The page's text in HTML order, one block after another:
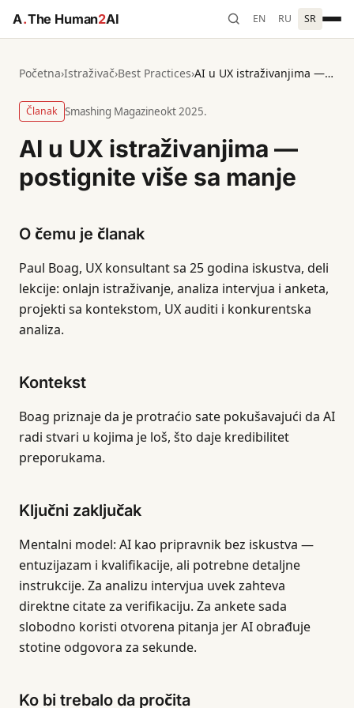
A.The Human2AI EN RU SR
Početna›Istraživač›Best Practices› AI u UX istraživanjima — postignite više sa manje
Članak Smashing Magazineokt 2025.
AI u UX istraživanjima —
postignite više sa manje
O čemu je članak
Paul Boag, UX konsultant sa 25 godina iskustva, deli
lekcije: onlajn istraživanje, analiza intervjua i anketa,
projekti sa kontekstom, UX auditi i konkurentska
analiza.
Kontekst
Boag priznaje da je protraćio sate pokušavajući da AI
radi stvari u kojima je loš, što daje kredibilitet
preporukama.
Ključni zaključak
Mentalni model: AI kao pripravnik bez iskustva —
entuzijazam i kvalifikacije, ali potrebne detaljne
instrukcije. Za analizu intervjua uvek zahteva
direktne citate za verifikaciju. Za ankete sada
slobodno koristi otvorena pitanja jer AI obrađuje
stotine odgovora za sekunde.
Ko bi trebalo da pročita